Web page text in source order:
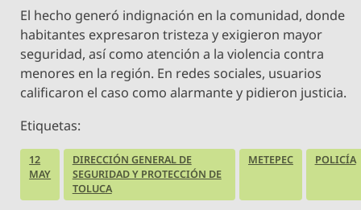
El hecho generó indignación en la comunidad, donde
habitantes expresaron tristeza y exigieron mayor
seguridad, así como atención a la violencia contra
menores en la región. En redes sociales, usuarios
calificaron el caso como alarmante y pidieron justicia.
Etiquetas:
12
MAY
DIRECCIÓN GENERAL DE
SEGURIDAD Y PROTECCIÓN DE
TOLUCA
METEPEC POLICÍA